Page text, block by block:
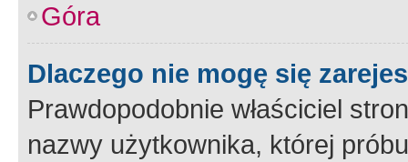
Góra
Dlaczego nie mogę się
Prawdopodobnie właściciel
nazwy użytkownika, której